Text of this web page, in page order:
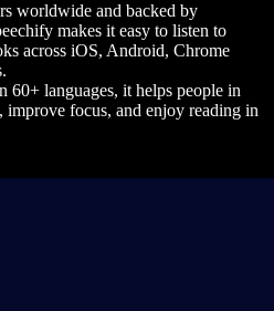
worldwide and backed by
makes it easy to listen to
across iOS, Android, Chrome
60+ languages, it helps people in
improve focus, and enjoy reading in